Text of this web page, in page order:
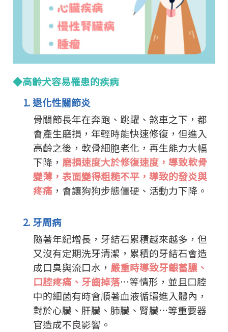
◆高齡犬容易罹患的疾病
1. 退化性關節炎
骨關節長年在奔跑、跳躍、煞車之下，都
會產生磨損，年輕時能快速修復，但進入
高齡之後，軟骨細胞老化，再生能力大幅
下降， 磨損速度大於修復速度，導致軟骨
變薄，表面變得粗糙不平，導致的發炎與
疼痛 ，會讓狗狗步態僵硬、活動力下降。
2. 牙周病
隨著年紀增長，牙結石累積越來越多，但
又沒有定期洗牙清潔，累積的牙結石會造
成口臭與流口水， 嚴重時導致牙齦蓄膿、
口腔疼痛、牙齒掉落…等情形，並且口腔
中的細菌有時會順著血液循環進入體內，
對於心臟、肝臟、肺臟、腎臟…等重要器
官造成不良影響。